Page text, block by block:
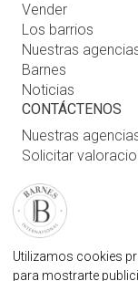
Vender
Los barrios
Nuestras
Barnes
Noticias
CONTÁCTENOS
Nuestras
Solicitar
Inicio de sesión
FAQ
Utilizamos cookies
para mostrarte